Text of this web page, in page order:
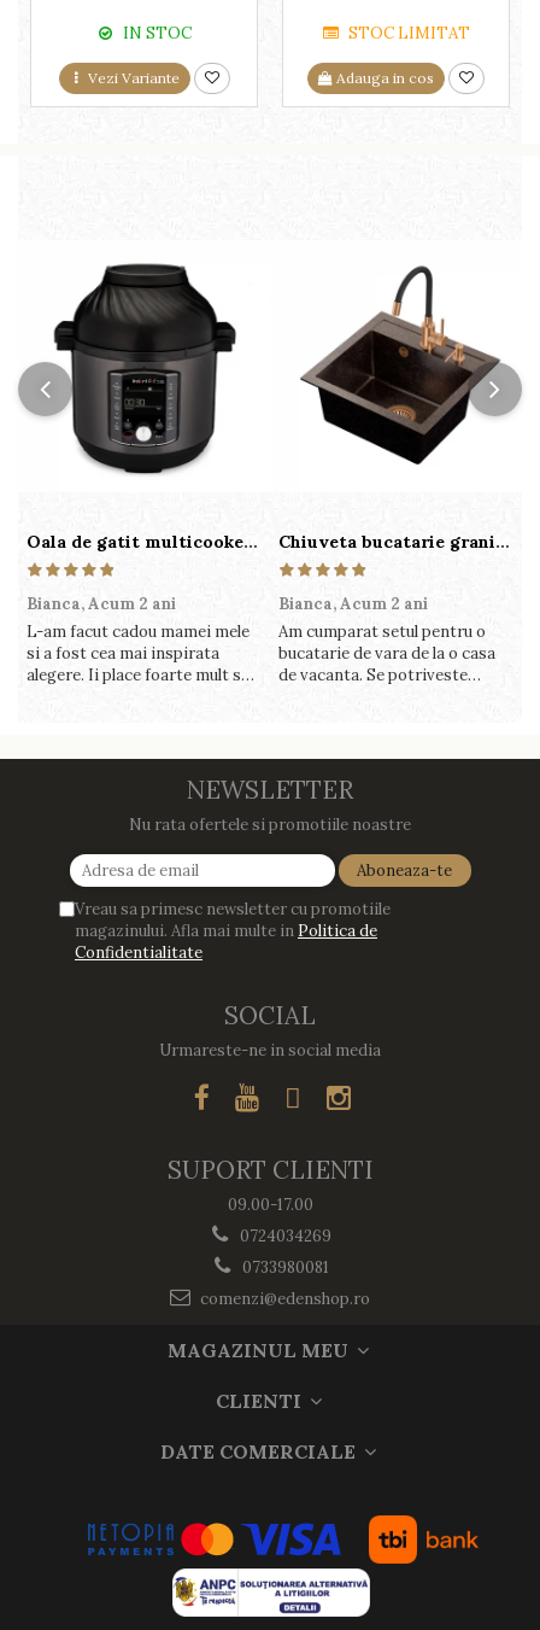
IN STOC
Vezi Variante
STOC LIMITAT
Adauga in cos
Oala de gatit multicooker 11 functii Instant Pot Pro Crisp 8 + Air Fryer 7.6 lt
Bianca,Acum 2 ani
L-am facut cadou mamei mele
si a fost cea mai inspirata
alegere. Ii place foarte mult sa
gandesc serios sa imi cumpar
si eu! Recomand mult !
Chiuveta bucatarie granit cu finisaj negru perlat/cupru Steingran Art Copper cu dozator si baterie Quadron
Bianca,Acum 2 ani
Am cumparat setul pentru o
bucatarie de vara de la o casa
de vacanta. Se potriveste
cu drag !
NEWSLETTER
Nu rata ofertele si promotiile noastre
Vreau sa primesc newsletter cu promotiile
magazinului. Afla mai multe in Politica de
Confidentialitate
SOCIAL
Urmareste-ne in social media
SUPORT CLIENTI
09.00-17.00
0724034269
0733980081
comenzi@edenshop.ro
MAGAZINUL MEU
CLIENTI
DATE COMERCIALE